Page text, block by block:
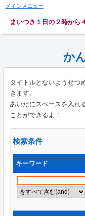
メインメニュー
まいつき１日の２時から
か
タイトルとないようせつ
きます。
あいだにスペースを入れ
ことができるよ！
検索条件
キーワード